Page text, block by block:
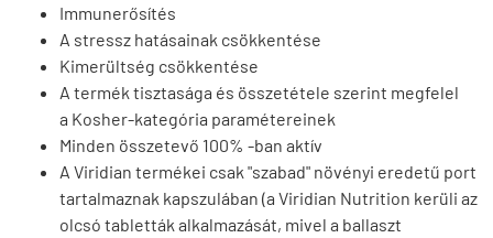
Immunerősítés
A stressz hatásainak csökkentése
Kimerültség csökkentése
A termék tisztasága és összetétele szerint megfelel
a Kosher-kategória paramétereinek
Minden összetevő 100% -ban aktív
A Viridian termékei csak "szabad" növényi eredetű port
tartalmaznak kapszulában (a Viridian Nutrition kerüli az
olcsó tabletták alkalmazását, mivel a ballaszt